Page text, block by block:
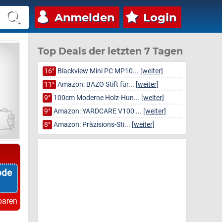
Anmelden Login
Top Deals der letzten 7 Tagen
16° Blackview Mini PC MP10... [weiter]
11° Amazon: BAZO Stift für... [weiter]
9° 100cm Moderne Holz-Hun... [weiter]
9° Amazon: YARDCARE V100 ... [weiter]
8° Amazon: Präzisions-Sti... [weiter]